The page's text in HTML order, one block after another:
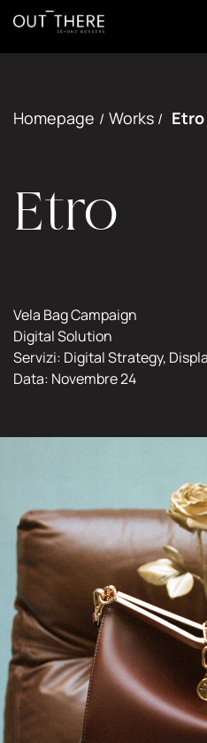
Print
Homepage / Works / Etro
Etro
Vela Bag Campaign
Digital Solution
Servizi: Digital Strategy,
Data: Novembre 24